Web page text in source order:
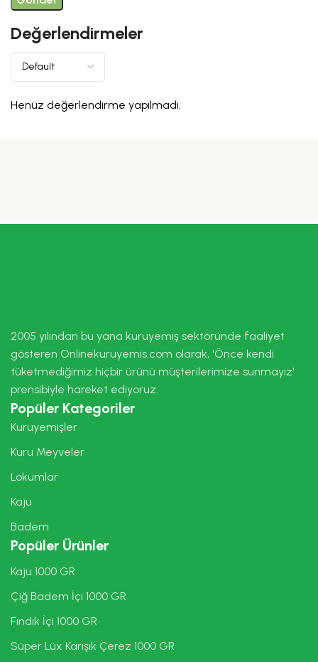
Değerlendirmeler
Henüz değerlendirme yapılmadı.
2005 yılından bu yana kuruyemiş sektöründe faaliyet
gösteren Onlinekuruyemis.com olarak, 'Önce kendi
tüketmediğimiz hiçbir ürünü müşterilerimize sunmayız'
prensibiyle hareket ediyoruz.
Popüler Kategoriler
Kuruyemişler
Kuru Meyveler
Lokumlar
Kaju
Badem
Popüler Ürünler
Kaju 1000 GR
Çiğ Badem İçi 1000 GR
Fındık İçi 1000 GR
Süper Lüx Karışık Çerez 1000 GR